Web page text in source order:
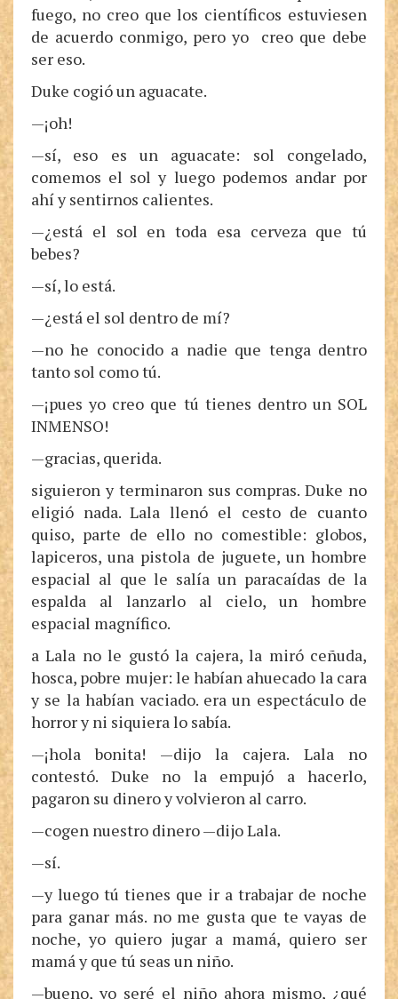
fuego, no creo que los científicos estuviesen
de acuerdo conmigo, pero yo creo que debe
ser eso.
Duke cogió un aguacate.
—¡oh!
—sí, eso es un aguacate: sol congelado,
comemos el sol y luego podemos andar por
ahí y sentirnos calientes.
—¿está el sol en toda esa cerveza que tú
bebes?
—sí, lo está.
—¿está el sol dentro de mí?
—no he conocido a nadie que tenga dentro
tanto sol como tú.
—¡pues yo creo que tú tienes dentro un SOL
INMENSO!
—gracias, querida.
siguieron y terminaron sus compras. Duke no
eligió nada. Lala llenó el cesto de cuanto
quiso, parte de ello no comestible: globos,
lapiceros, una pistola de juguete, un hombre
espacial al que le salía un paracaídas de la
espalda al lanzarlo al cielo, un hombre
espacial magnífico.
a Lala no le gustó la cajera, la miró ceñuda,
hosca, pobre mujer: le habían ahuecado la cara
y se la habían vaciado. era un espectáculo de
horror y ni siquiera lo sabía.
—¡hola bonita! —dijo la cajera. Lala no
contestó. Duke no la empujó a hacerlo,
pagaron su dinero y volvieron al carro.
—cogen nuestro dinero —dijo Lala.
—sí.
—y luego tú tienes que ir a trabajar de noche
para ganar más. no me gusta que te vayas de
noche, yo quiero jugar a mamá, quiero ser
mamá y que tú seas un niño.
—bueno, yo seré el niño ahora mismo, ¿qué